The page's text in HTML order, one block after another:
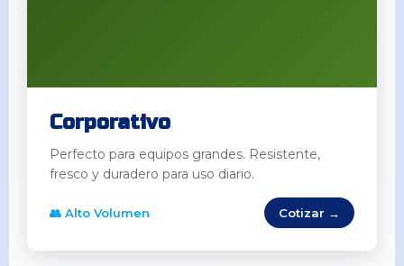
Corporativo
Perfecto para equipos grandes. Resistente,
fresco y duradero para uso diario.
👥 Alto Volumen Cotizar →